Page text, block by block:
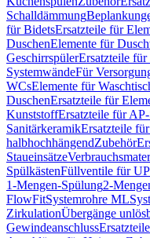
Schalldämmung
für BidetsErsatzteile für
DuschenElemente für
GeschirrspülerErsatzteile für
SystemwändeFür
WCsElemente für
DuschenErsatzteile für
KunststoffErsatzteile für
SanitärkeramikErsatzteile
halbhochhängendZubehör
Staueinsätze
SpülkästenFüllventile für
1-Mengen-Spülung2-
FlowFitSystemrohre ML
ZirkulationÜbergänge
Gewindeanschluss